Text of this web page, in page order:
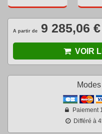
A partir de 9 285,06 €
VOIR
Paiement
Différé à